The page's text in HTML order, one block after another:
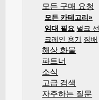
모든 구매 요청
모든 카테고리»
임대 필요 벌크 선
크레인 용기 짐배
해상 화물
파트너
소식
고급 검색
자주하는 질문